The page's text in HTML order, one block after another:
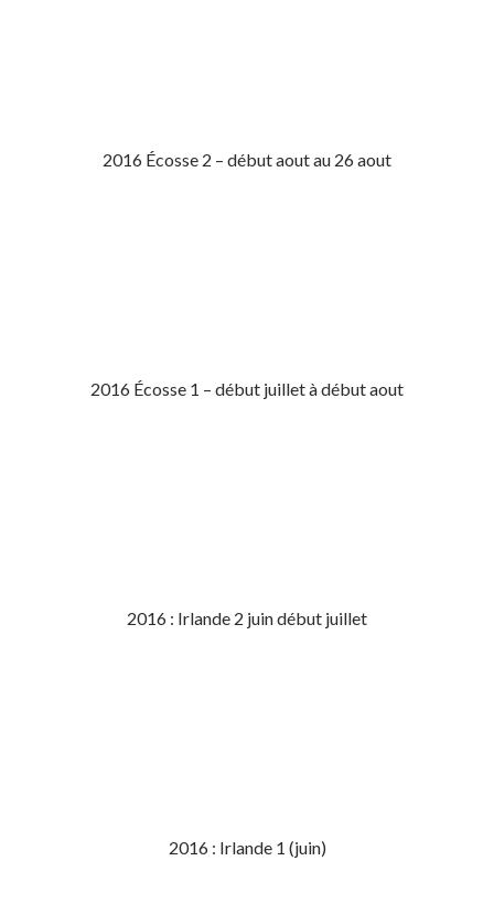
2016 Écosse 2 – début aout au 26 aout
2016 Écosse 1 – début juillet à début aout
2016 : Irlande 2 juin début juillet
2016 : Irlande 1 (juin)